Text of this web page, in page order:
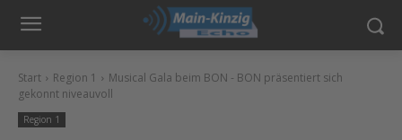
Start Region 1
Musical Gala beim BON - BON präsentiert sich
gekonnt niveauvoll
Region 1